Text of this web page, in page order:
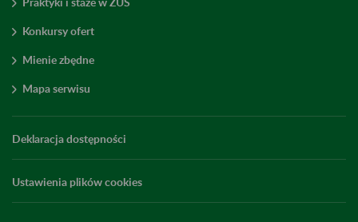
Konkursy ofert
Mienie zbędne
Mapa serwisu
Deklaracja dostępności
Ustawienia plików cookies